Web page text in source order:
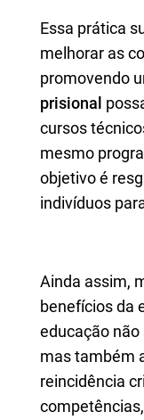
Essa prática
melhorar as
promovendo
prisional
cursos
mesmo
objetivo é
indivíduos
Ainda assim,
benefícios da
educação
mas também
reincidência